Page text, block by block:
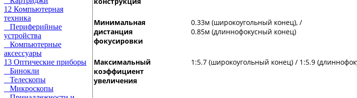
12 Компьютерная
техника
Периферийные
устройства
Компьютерные
аксессуары
13 Оптические приборы
Бинокли
Телескопы
Микроскопы
Минимальная
дистанция
фокусировки
0.33м (широкоугольный конец), /
0.85м (длиннофокусный конец)
Максимальный
коэффициент
увеличения
1:5.7 (широкоугольный конец) / 1:5.9